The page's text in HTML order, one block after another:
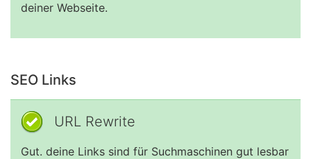
deiner Webseite.
SEO Links
URL Rewrite
Gut. deine Links sind für Suchmaschinen gut lesbar